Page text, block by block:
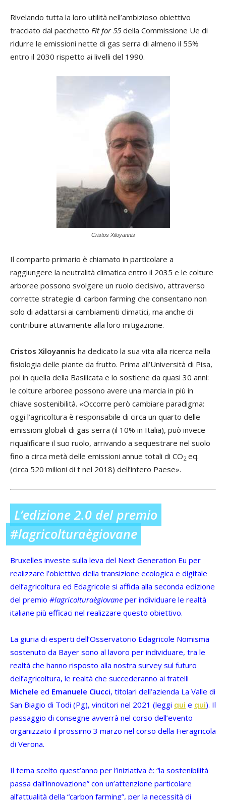
Rivelando tutta la loro utilità nell’ambizioso obiettivo
tracciato dal pacchetto Fit for 55 della Commissione Ue di
ridurre le emissioni nette di gas serra di almeno il 55%
entro il 2030 rispetto ai livelli del 1990.
Cristos Xiloyannis
Il comparto primario è chiamato in particolare a
raggiungere la neutralità climatica entro il 2035 e le colture
arboree possono svolgere un ruolo decisivo, attraverso
corrette strategie di carbon farming che consentano non
solo di adattarsi ai cambiamenti climatici, ma anche di
contribuire attivamente alla loro mitigazione.
Cristos Xiloyannis ha dedicato la sua vita alla ricerca nella
fisiologia delle piante da frutto. Prima all’Università di Pisa,
poi in quella della Basilicata e lo sostiene da quasi 30 anni:
le colture arboree possono avere una marcia in più in
chiave sostenibilità. «Occorre però cambiare paradigma:
oggi l’agricoltura è responsabile di circa un quarto delle
emissioni globali di gas serra (il 10% in Italia), può invece
riqualificare il suo ruolo, arrivando a sequestrare nel suolo
fino a circa metà delle emissioni annue totali di CO2 eq.
(circa 520 milioni di t nel 2018) dell’intero Paese».
L’edizione 2.0 del premio
#lagricolturaègiovane
Bruxelles investe sulla leva del Next Generation Eu per
realizzare l’obiettivo della transizione ecologica e digitale
dell’agricoltura ed Edagricole si affida alla seconda edizione
del premio #lagricolturaègiovane per individuare le realtà
italiane più efficaci nel realizzare questo obiettivo.
La giuria di esperti dell’Osservatorio Edagricole Nomisma
sostenuto da Bayer sono al lavoro per individuare, tra le
realtà che hanno risposto alla nostra survey sul futuro
dell’agricoltura, le realtà che succederanno ai fratelli
Michele ed Emanuele Ciucci, titolari dell’azienda La Valle di
San Biagio di Todi (Pg), vincitori nel 2021 (leggi qui e qui). Il
passaggio di consegne avverrà nel corso dell’evento
organizzato il prossimo 3 marzo nel corso della Fieragricola
di Verona.
Il tema scelto quest’anno per l’iniziativa è: “la sostenibilità
passa dall’innovazione” con un’attenzione particolare
all’attualità della “carbon farming”, per la necessità di